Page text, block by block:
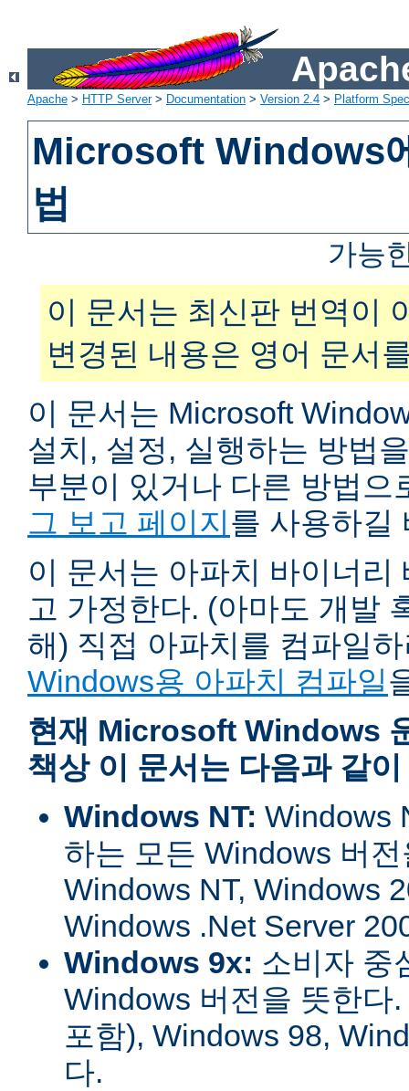
Apache > HTTP Server> Documentation > Version 2.4 > Platform
Microsoft Windows
법
가능
이 문서는 최신판 번역이
변경된 내용은 영어 문서
이 문서는 Microsoft
설치, 설정, 실행하는 방법
부분이 있거나 다른 방법
그 보고 페이지를 사용하길
이 문서는 아파치 바이너리
고 가정한다. (아마도 개발
해) 직접 아파치를 컴파일
Windows용 아파치 컴파일
현재 Microsoft Windows
책상 이 문서는 다음과 같
Windows NT: Windows
하는 모든 Windows 버
Windows NT, Windows
Windows .Net Server
Windows 9x: 소비자 중
Windows 버전을 뜻한다
포함), Windows 98,
다.